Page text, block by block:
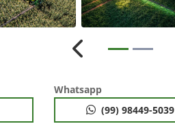
Anterior
Whatsapp
(99) 98449-5039